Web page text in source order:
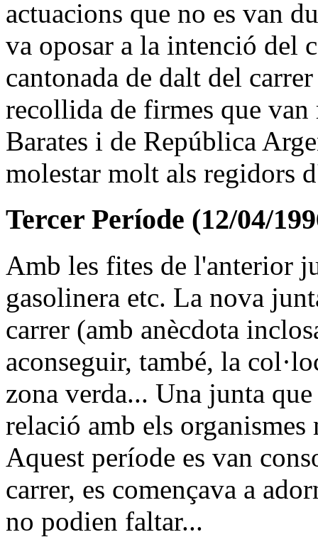
actuacions que no es van
va oposar a la intenció del
cantonada de dalt del
recollida de firmes que van
Barates i de República
molestar molt als regidors
Tercer Període (12/04/
Amb les fites de l'anterior
gasolinera etc. La nova
carrer (amb anècdota
aconseguir, també, la
zona verda... Una junta
relació amb els
Aquest període es van
carrer, es començava a
no podien faltar...